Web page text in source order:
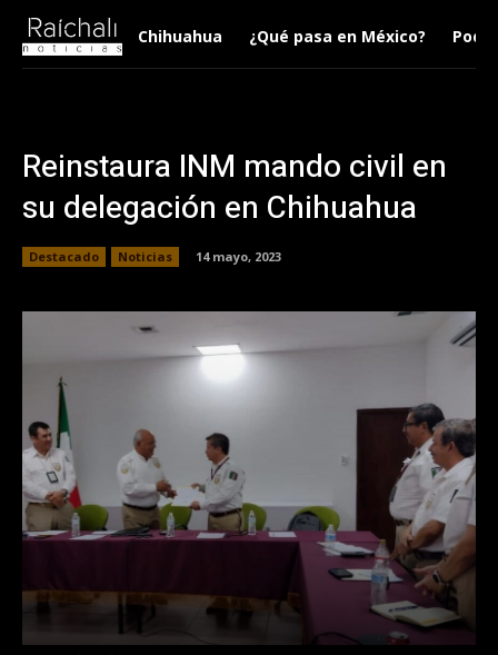
Chihuahua ¿Qué pasa en México?
Reinstaura INM mando civil en
su delegación en Chihuahua
Destacado Noticias 14 mayo, 2023